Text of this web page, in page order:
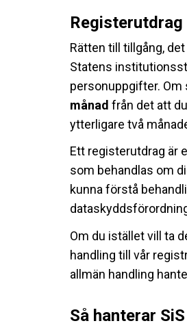
Registerutdrag
Rätten till tillgång,
Statens
personuppgifter. Om
månad från det att
ytterligare två
Ett registerutdrag är
som behandlas om
kunna förstå
Om du istället vill ta
handling till vår
allmän handling
Så hanterar